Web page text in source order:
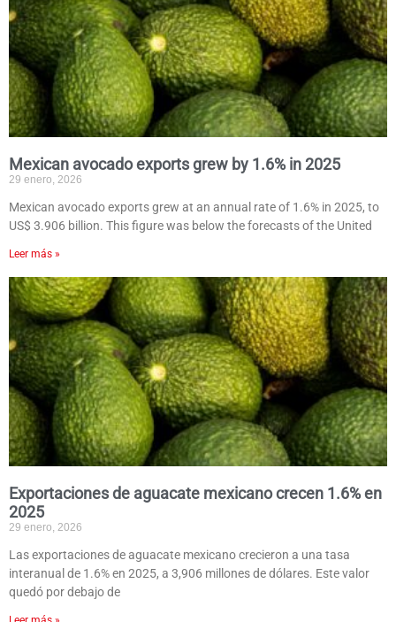
Mexican avocado exports grew by 1.6% in 2025
29 enero, 2026
Mexican avocado exports grew at an annual rate of 1.6% in 2025, to
US$ 3.906 billion. This figure was below the forecasts of the United
Leer más »
Exportaciones de aguacate mexicano crecen 1.6% en
2025
29 enero, 2026
Las exportaciones de aguacate mexicano crecieron a una tasa
interanual de 1.6% en 2025, a 3,906 millones de dólares. Este valor
quedó por debajo de